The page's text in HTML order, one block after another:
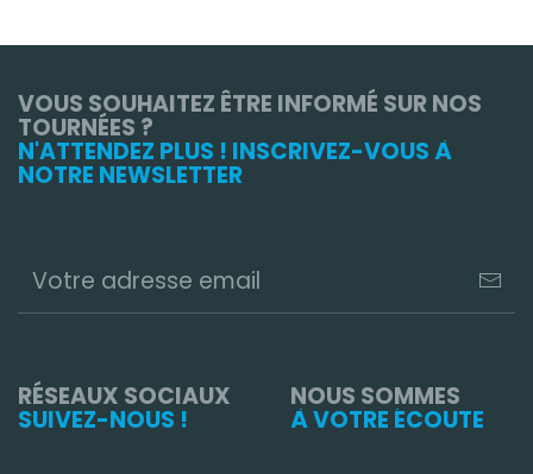
VOUS SOUHAITEZ ÊTRE INFORMÉ SUR NOS
TOURNÉES ?
N'ATTENDEZ PLUS ! INSCRIVEZ-VOUS À
NOTRE NEWSLETTER
RÉSEAUX SOCIAUX
SUIVEZ-NOUS !
NOUS SOMMES
À VOTRE ÉCOUTE